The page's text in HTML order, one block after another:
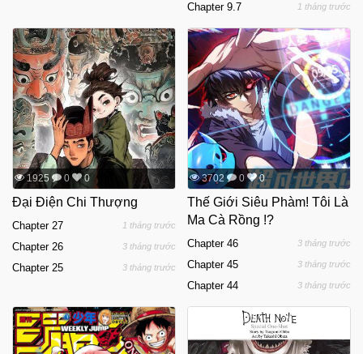
Chapter 9.7 1 tháng trước
1925 0 0
Đại Điện Chi Thượng
Chapter 27 1 tháng trước
Chapter 26 3 tháng trước
Chapter 25 3 tháng trước
3702 0 0
Thế Giới Siêu Phàm! Tôi Là
Ma Cà Rồng !?
Chapter 46 3 tháng trước
Chapter 45 3 tháng trước
Chapter 44 3 tháng trước